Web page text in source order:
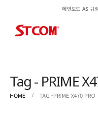
메인보드 AS 규
Tag - PRIME
HOME TAG -PRIME X470 PRO